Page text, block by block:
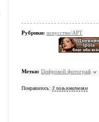
Рубрики: искусство/АРТ
Метки: Цифровой фотограф
Понравилось: 3 пользователям